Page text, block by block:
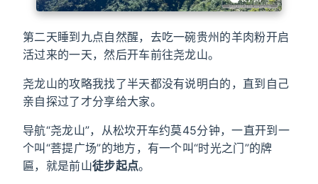
第二天睡到九点自然醒，去吃一碗贵州的羊肉粉开启
活过来的一天，然后开车前往尧龙山。
尧龙山的攻略我找了半天都没有说明白的，直到自己
亲自探过了才分享给大家。
导航“尧龙山”，从松坎开车约莫45分钟，一直开到一
个叫“菩提广场”的地方，有一个叫“时光之门”的牌
匾，就是前山徒步起点。